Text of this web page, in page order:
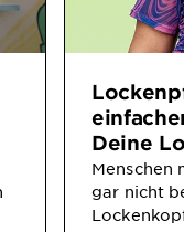
Deine
Menschen
gar nicht